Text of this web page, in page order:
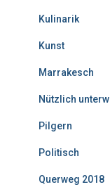
Kulinarik
Kunst
Marrakesch
Nützlich
Pilgern
Politisch
Querweg 2018